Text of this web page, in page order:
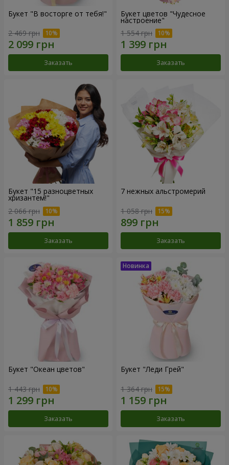
Букет "В восторге от тебя!"
2 469 грн
Заказать
Букет цветов "Чудесное
настроение"
1 554 грн
Заказать
Букет "15 разноцветных
хризантем!"
2 066 грн
Заказать
7 нежных альстромерий
1 058 грн
Заказать
Букет "Океан цветов"
1 443 грн
Заказать
Букет "Леди Грей"
1 364 грн
Заказать